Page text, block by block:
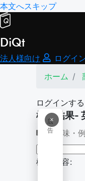
本文へスキップ
DiQt
法人様向け
ログイ
ホーム
ログインす
×
広
告
検索結果-
意味・
検索内容: